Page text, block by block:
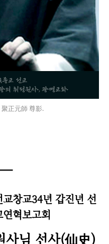
聚正元師 尊影.
창교34년 갑진년 선
혁보고회
사님 선사(仙史)